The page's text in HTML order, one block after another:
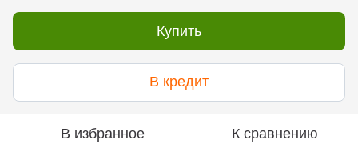
Купить
В кредит
В избранное К сравнению